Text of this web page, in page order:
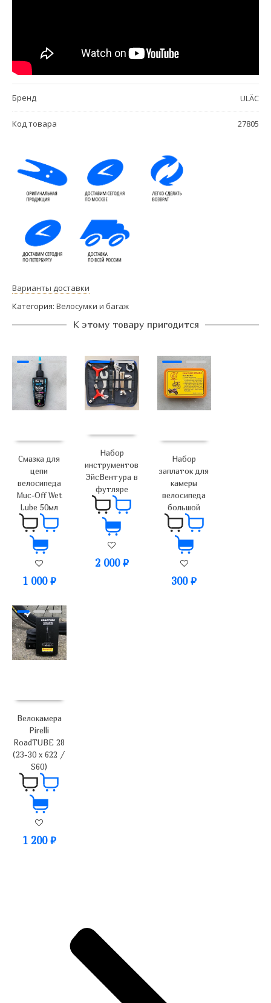
Бренд ULÄC
Код товара 27805
Варианты доставки
Категория: Велосумки и багаж
К этому товару пригодится
Смазка для
цепи
велосипеда
Muc-Off Wet
Lube 50мл
1 000 ₽
Набор
инструментов
ЭйсВентура в
футляре
2 000 ₽
Набор
заплаток для
камеры
велосипеда
большой
300₽
Велокамера
Pirelli
RoadTUBE 28
(23-30 x 622 /
S60)
1 200 ₽